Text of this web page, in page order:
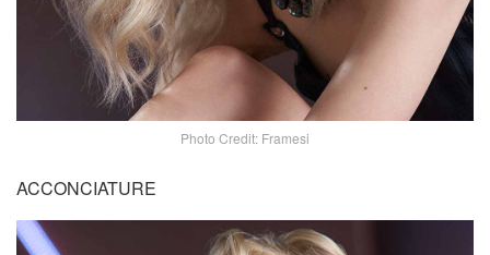
Photo Credit: Framesi
ACCONCIATURE